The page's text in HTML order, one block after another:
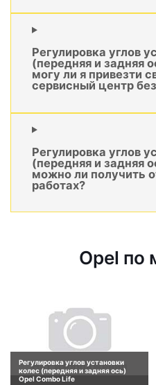
Регулировка углов
(передняя и задняя
могу ли я привезти
сервисный центр
Регулировка углов
(передняя и задняя
можно ли получить
работах?
Opel по
Регулировка углов установки
колес (передняя и задняя ось)
Opel Combo Life